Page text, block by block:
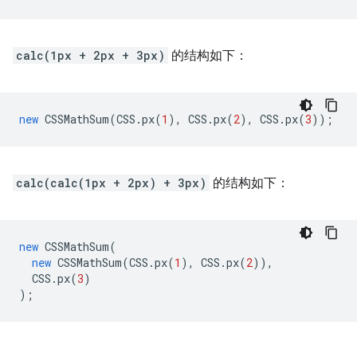
calc(1px + 2px + 3px) 的结构如下：
new CSSMathSum(CSS .px(1 ), CSS .px(2), CSS .px(3));
calc(calc(1px + 2px) + 3px) 的结构如下：
new CSSMathSum(
new CSSMathSum(CSS .px(1 ), CSS .px(2)),
CSS .px(3)
);